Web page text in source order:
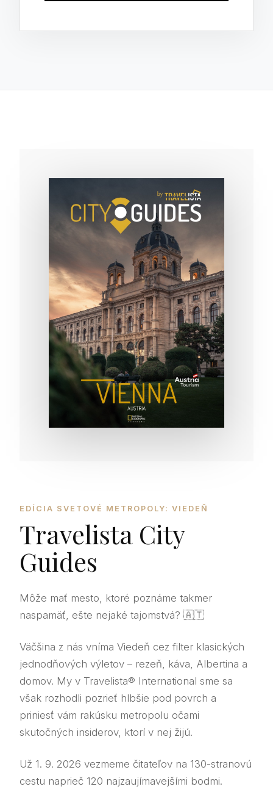
EDÍCIA SVETOVÉ METROPOLY: VIEDEŇ
Travelista City
Guides
Môže mať mesto, ktoré poznáme takmer
naspamäť, ešte nejaké tajomstvá? 🇦🇹
Väčšina z nás vníma Viedeň cez filter klasických
jednodňových výletov – rezeň, káva, Albertina a
domov. My v Travelista® International sme sa
však rozhodli pozrieť hlbšie pod povrch a
priniesť vám rakúsku metropolu očami
skutočných insiderov, ktorí v nej žijú.
Už 1. 9. 2026 vezmeme čitateľov na 130-stranovú
cestu naprieč 120 najzaujímavejšími bodmi.